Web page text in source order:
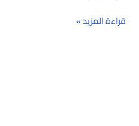
قراءة المزيد »